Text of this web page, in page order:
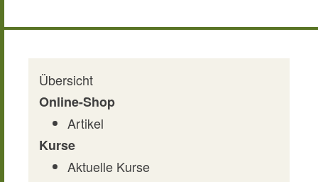
Übersicht
Online-Shop
Artikel
Kurse
Aktuelle Kurse